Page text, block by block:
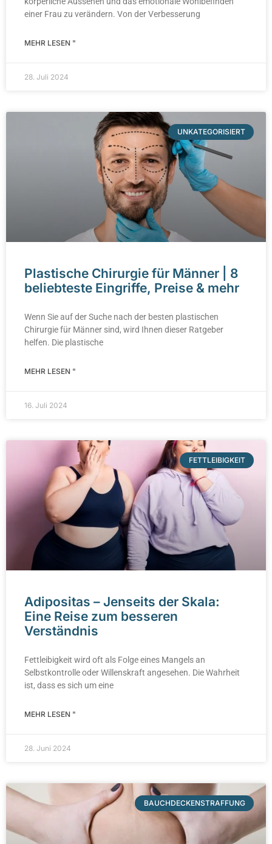
einer Frau zu verändern. Von der Verbesserung
MEHR LESEN "
28. Juli 2024
UNKATEGORISIERT
Plastische Chirurgie für Männer | 8
beliebteste Eingriffe, Preise & mehr
Wenn Sie auf der Suche nach der besten plastischen
Chirurgie für Männer sind, wird Ihnen dieser Ratgeber
helfen. Die plastische
MEHR LESEN "
16. Juli 2024
FETTLEIBIGKEIT
Adipositas – Jenseits der Skala:
Eine Reise zum besseren
Verständnis
Fettleibigkeit wird oft als Folge eines Mangels an
Selbstkontrolle oder Willenskraft angesehen. Die Wahrheit
ist, dass es sich um eine
MEHR LESEN "
28. Juni 2024
BAUCHDECKENSTRAFFUNG